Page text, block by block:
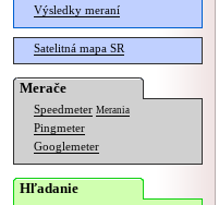
Výsledky meraní
Satelitná mapa SR
Merače
Speedmeter Merania
Pingmeter
Googlemeter
Hľadanie